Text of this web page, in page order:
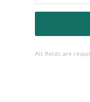
All fields are